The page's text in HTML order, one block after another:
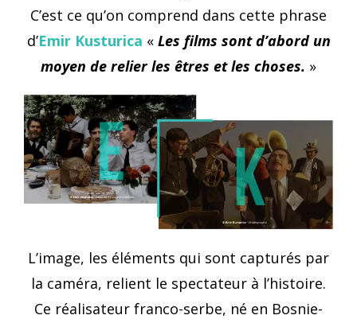
C’est ce qu’on comprend dans cette phrase
d’Emir Kusturica «Les films sont d’abord un
moyen de relier les êtres et les choses. »
L’image, les éléments qui sont capturés par
la caméra, relient le spectateur à l’histoire.
Ce réalisateur franco-serbe, né en Bosnie-